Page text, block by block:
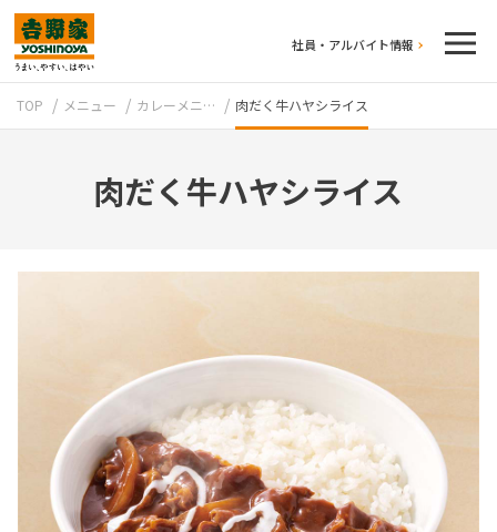
社員・アルバイト情報
牛丼のこだわり 吉野家の歴史
TOP メニュー カレーメニ… 肉だく牛ハヤシライス
肉だく牛ハヤシライス